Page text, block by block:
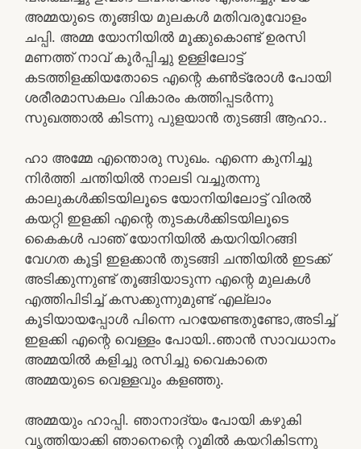
അമ്മയുടെ തൂങ്ങിയ മുലകൾ മതിവരുവോളം
ചപ്പി. അമ്മ യോനിയിൽ മൂക്കുകൊണ്ട് ഉരസി
മണത്ത് നാവ് കൂർപ്പിച്ചു ഉള്ളിലോട്ട്
കടത്തിളക്കിയതോടെ എന്റെ കൺട്രോൾ പോയി
ശരീരമാസകലം വികാരം കത്തിപ്പടർന്നു
സുഖത്താൽ കിടന്നു പുളയാൻ തുടങ്ങി ആഹാ..
ഹാ അമ്മേ എന്തൊരു സുഖം. എന്നെ കുനിച്ചു
നിർത്തി ചന്തിയിൽ നാലടി വച്ചുതന്നു
കാലുകൾക്കിടയിലൂടെ യോനിയിലോട്ട് വിരൽ
കയറ്റി ഇളക്കി എന്റെ തുടകൾക്കിടയിലൂടെ
കൈകൾ പാഞ് യോനിയിൽ കയറിയിറങ്ങി
വേഗത കൂട്ടി ഇളക്കാൻ തുടങ്ങി ചന്തിയിൽ ഇടക്ക്
അടിക്കുന്നുണ്ട് തൂങ്ങിയാടുന്ന എന്റെ മുലകൾ
എത്തിപിടിച്ച് കസക്കുന്നുമുണ്ട് എല്ലാം
കൂടിയായപ്പോൾ പിന്നെ പറയേണ്ടതുണ്ടോ,അടിച്ച്
ഇളക്കി എന്റെ വെള്ളം പോയി..ഞാൻ സാവധാനം
അമ്മയിൽ കളിച്ചു രസിച്ചു വൈകാതെ
അമ്മയുടെ വെള്ളവും കളഞ്ഞു.
അമ്മയും ഹാപ്പി. ഞാനാദ്യം പോയി കഴുകി
വൃത്തിയാക്കി ഞാനെന്റെ റൂമിൽ കയറികിടന്നു